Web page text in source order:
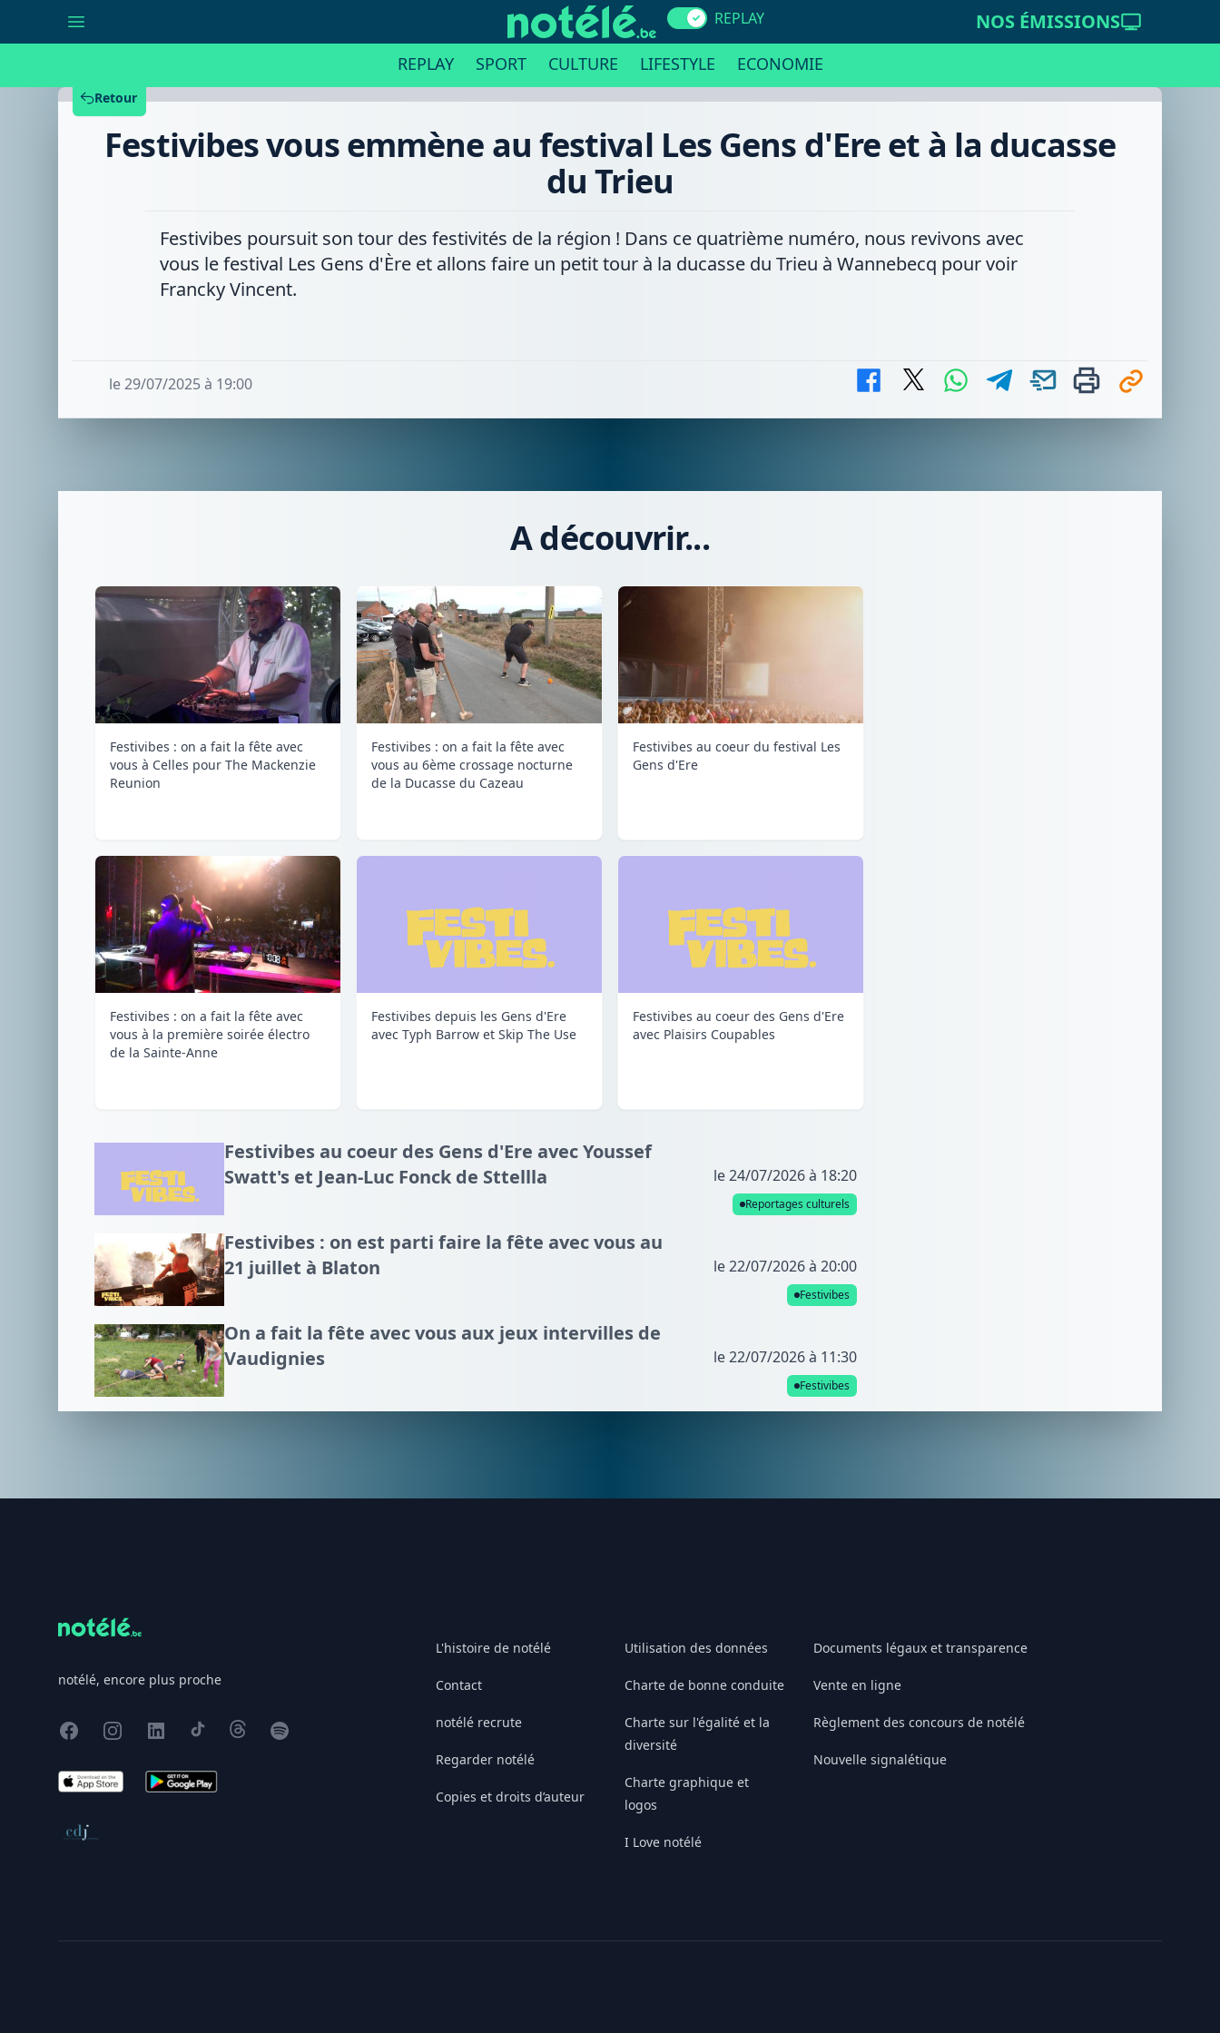
REPLAY NOS ÉMISSIONS
REPLAY SPORT CULTURE LIFESTYLE ECONOMIE
Retour
Festivibes vous emmène au festival Les Gens d'Ere et à la ducasse
du Trieu
Festivibes poursuit son tour des festivités de la région ! Dans ce quatrième numéro, nous revivons avec
vous le festival Les Gens d'Ère et allons faire un petit tour à la ducasse du Trieu à Wannebecq pour voir
Francky Vincent.
le 29/07/2025 à 19:00
A découvrir...
Festivibes : on a fait la fête avec
vous à Celles pour The Mackenzie
Reunion
Festivibes : on a fait la fête avec
vous au 6ème crossage nocturne
de la Ducasse du Cazeau
Festivibes au coeur du festival Les
Gens d'Ere
Festivibes : on a fait la fête avec
vous à la première soirée électro
de la Sainte-Anne
Festivibes depuis les Gens d'Ere
avec Typh Barrow et Skip The Use
Festivibes au coeur des Gens d'Ere
avec Plaisirs Coupables
Festivibes au coeur des Gens d'Ere avec Youssef
Swatt's et Jean-Luc Fonck de Sttellla
le 24/07/2026 à 18:20
Reportages culturels
Festivibes : on est parti faire la fête avec vous au
21 juillet à Blaton
le 22/07/2026 à 20:00
Festivibes
On a fait la fête avec vous aux jeux intervilles de
Vaudignies
le 22/07/2026 à 11:30
Festivibes
notélé, encore plus proche
FacebookInstagram
X TikTokThreadsSpotify
App Store Google Play
Conseil de déontologie journalistique
L'histoire de notélé
Contact
notélé recrute
Regarder notélé
Copies et droits d’auteur
Utilisation des données
Charte de bonne conduite
Charte sur l'égalité et la
diversité
Charte graphique et
logos
I Love notélé
Documents légaux et transparence
Vente en ligne
Règlement des concours de notélé
Nouvelle signalétique